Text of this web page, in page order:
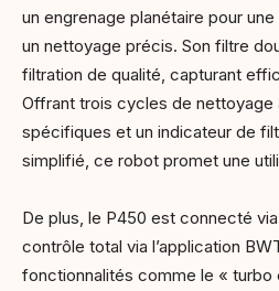
un engrenage planétaire pour
un nettoyage précis. Son filtre
filtration de qualité, capturant
Offrant trois cycles de nettoyage
spécifiques et un indicateur de
simplifié, ce robot promet une
De plus, le P450 est connecté
contrôle total via l’application
fonctionnalités comme le « turbo